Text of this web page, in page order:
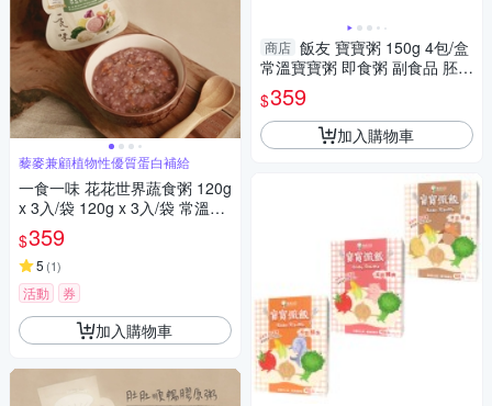
藜麥兼顧植物性優質蛋白補給
一食一味 花花世界蔬食粥 120g
x 3入/袋 120g x 3入/袋 常溫粥/
輕食粥/寶寶粥/副食品
$359
5 (1)
活動 券
加入購物車
商店 飯友 寶寶粥 150g 4包/盒
常溫寶寶粥 即食粥 副食品 胚芽
粥 常溫即食營養寶寶粥 6375
$359
加入購物車